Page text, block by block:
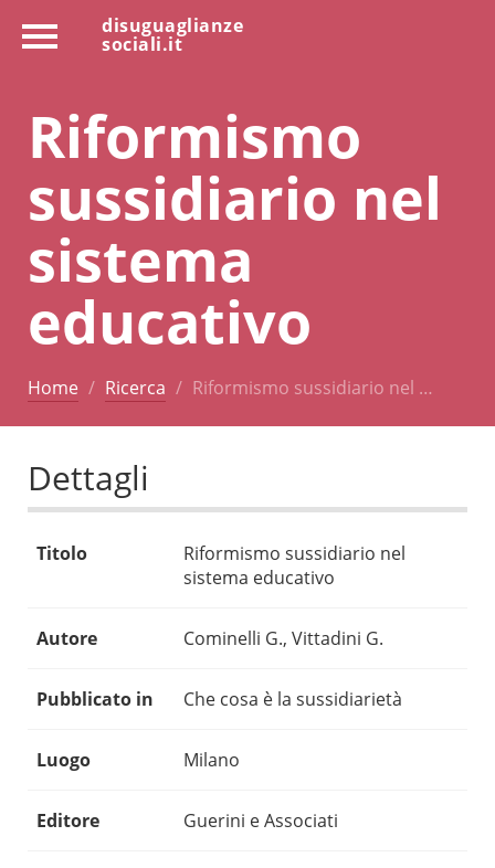
disuguaglianze
sociali.it
Riformismo
sussidiario nel
sistema
educativo
Home Ricerca Riformismo sussidiario nel …
Dettagli
Titolo
Riformismo sussidiario nel
sistema educativo
Autore Cominelli G., Vittadini G.
Pubblicato in Che cosa è la sussidiarietà
Luogo Milano
Editore Guerini e Associati